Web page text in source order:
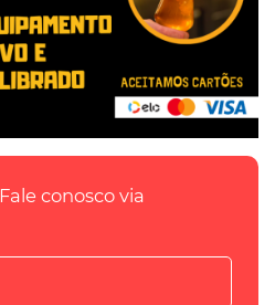
Fale conosco via